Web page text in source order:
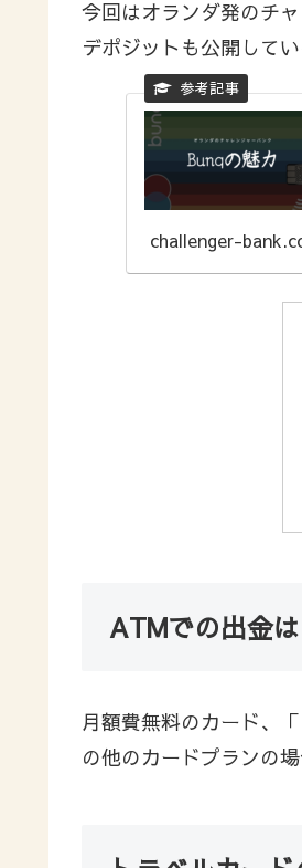
今回はオランダ発のチ
デポジットも公開して
challenger-
ATMでの出金
月額費無料のカード、
の他のカードプランの